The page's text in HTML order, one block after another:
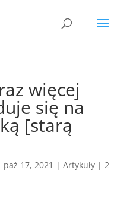
więcej
się na
[starą
paź 17, 2021 | Artykuły| 2